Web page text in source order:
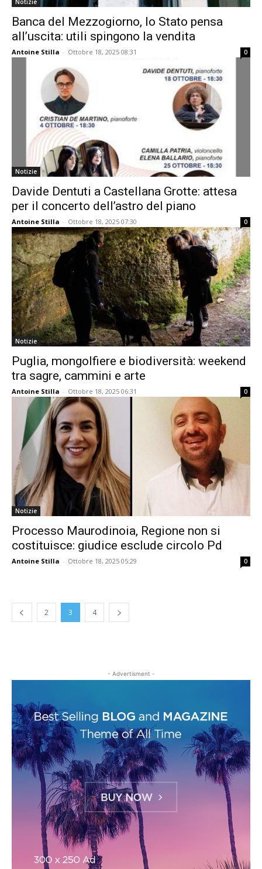
Notizie
Banca del Mezzogiorno, lo Stato pensa
all’uscita: utili spingono la vendita
Antoine Stilla - Ottobre 18, 2025 08:31 0
Notizie
Davide Dentuti a Castellana Grotte: attesa
per il concerto dell’astro del piano
Antoine Stilla - Ottobre 18, 2025 07:30 0
Notizie
Puglia, mongolfiere e biodiversità: weekend
tra sagre, cammini e arte
Antoine Stilla - Ottobre 18, 2025 06:31 0
Notizie
Processo Maurodinoia, Regione non si
costituisce: giudice esclude circolo Pd
Antoine Stilla - Ottobre 18, 2025 05:29 0
2 3 4
- Advertisment -